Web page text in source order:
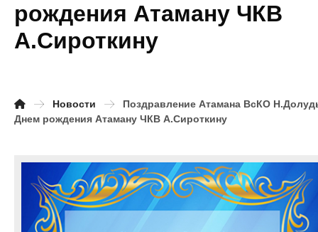
рождения Атаману ЧКВ
А.Сироткину
Новости
Поздравление Атамана ВсКО
Днем рождения Атаману ЧКВ А.Сироткину